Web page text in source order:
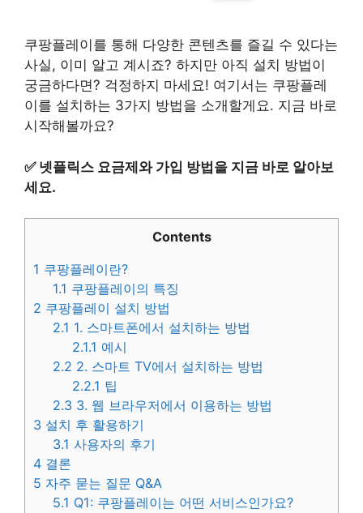
쿠팡플레이를 통해 다양한 콘텐츠를 즐길 수 있다는
사실, 이미 알고 계시죠? 하지만 아직 설치 방법이
궁금하다면? 걱정하지 마세요! 여기서는 쿠팡플레
이를 설치하는 3가지 방법을 소개할게요. 지금 바로
시작해볼까요?
✅ 넷플릭스 요금제와 가입 방법을 지금 바로 알아보
세요.
Contents
1 쿠팡플레이란?
1.1 쿠팡플레이의 특징
2 쿠팡플레이 설치 방법
2.1 1. 스마트폰에서 설치하는 방법
2.1.1 예시
2.2 2. 스마트 TV에서 설치하는 방법
2.2.1 팁
2.3 3. 웹 브라우저에서 이용하는 방법
3 설치 후 활용하기
3.1 사용자의 후기
4 결론
5 자주 묻는 질문 Q&A
5.1 Q1: 쿠팡플레이는 어떤 서비스인가요?